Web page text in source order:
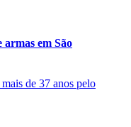
armas em São